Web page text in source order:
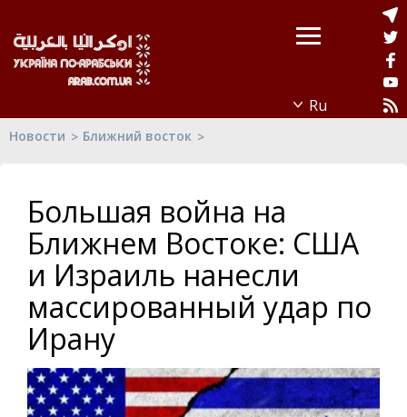
Новости Ближний восток
Большая война на
Ближнем Востоке: США
и Израиль нанесли
массированный удар по
Ирану